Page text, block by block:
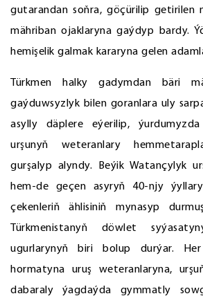
gutarandan soňra, göçürilip getirilen
mähriban ojaklaryna gaýdyp bardy.
hemişelik galmak kararyna gelen
Türkmen halky gadymdan bäri
gaýduwsyzlyk bilen goranlara uly
asylly däplere eýerilip,
urşunyň weteranlary
gurşalyp alyndy. Beýik Watançylyk
hem-de geçen asyryň 40-njy
çekenleriň ählisiniň mynasyp
Türkmenistanyň döwlet
ugurlarynyň biri bolup durýar.
hormatyna uruş weteranlaryna,
dabaraly ýagdaýda gymmatly